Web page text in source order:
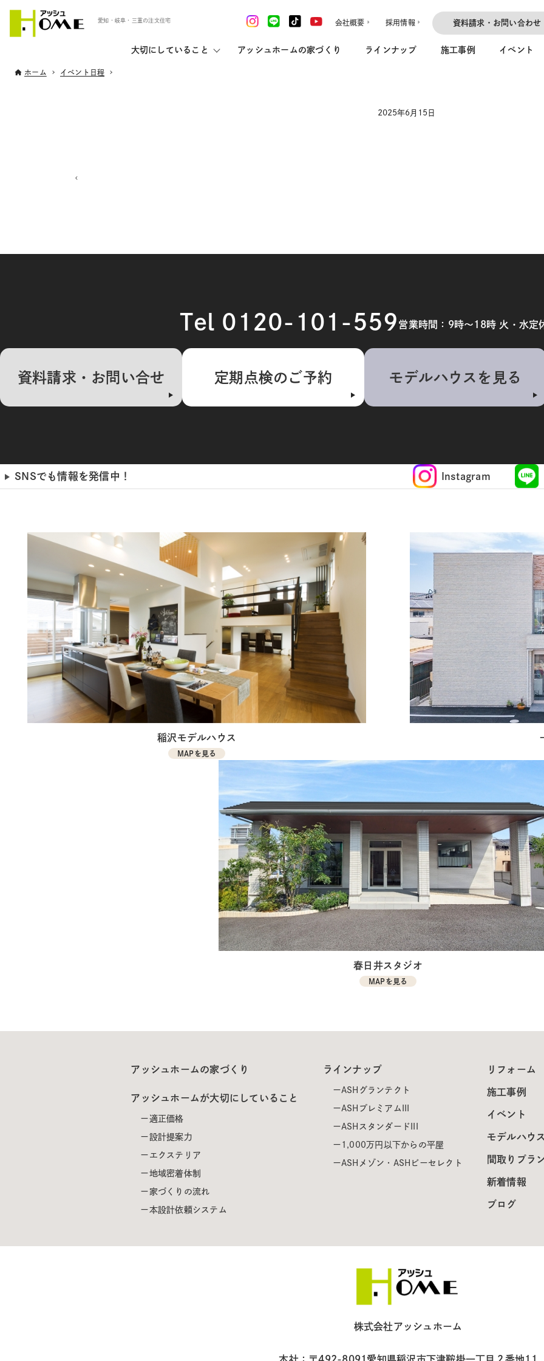
愛知・岐阜・三重の注文住宅 会社概要 採用情報 資料請求・お問い合わせ
大切にしていること アッシュホームの家づくり ラインナップ 施工事例 イベント
ホーム イベント日程
2025年6月15日
Tel 0120-101-559 営業時間：9時～18時 火・水定
資料請求・お問い合せ 定期点検のご予約 モデルハウスを見る
SNSでも情報を発信中！ Instagram
稲沢モデルハウス
MAPを見る
春日井スタジオ
MAPを見る
アッシュホームの家づくり
アッシュホームが大切にしていること
適正価格
設計提案力
エクステリア
地域密着体制
家づくりの流れ
本設計依頼システム
ラインナップ
ASHグランテクト
ASHプレミアムIII
ASHスタンダードIII
1,000万円以下からの平屋
ASHメゾン・ASHビーセレクト
リフォーム
施工事例
イベント
モデルハウ
間取りプラ
新着情報
ブログ
株式会社アッシュホーム